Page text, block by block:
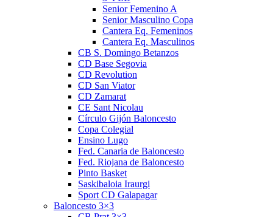
Senior Femenino A
Senior Masculino Copa
Cantera Eq. Femeninos
Cantera Eq. Masculinos
CB S. Domingo Betanzos
CD Base Segovia
CD Revolution
CD San Viator
CD Zamarat
CE Sant Nicolau
Círculo Gijón Baloncesto
Copa Colegial
Ensino Lugo
Fed. Canaria de Baloncesto
Fed. Riojana de Baloncesto
Pinto Basket
Saskibaloia Iraurgi
Sport CD Galapagar
Baloncesto 3×3